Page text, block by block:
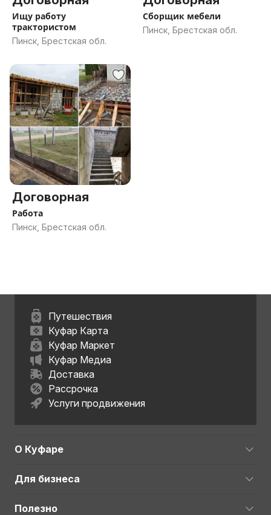
Ищу работу
трактористом
Пинск, Брестская обл.
Сборщик мебели
Пинск, Брестская обл.
Договорная
Работа
Пинск, Брестская обл.
Путешествия
Куфар Карта
Куфар Маркет
Куфар Медиа
Доставка
Рассрочка
Услуги продвижения
О Куфаре
Для бизнеса
Полезно